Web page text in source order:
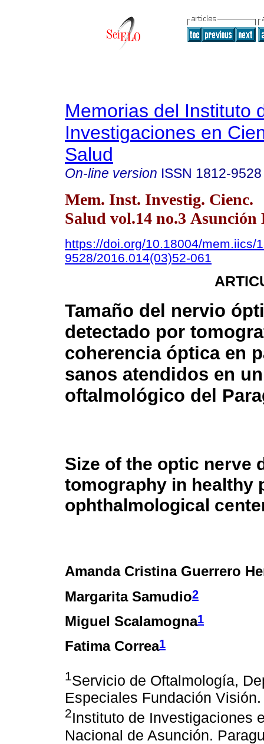
Memorias del Instituto
Investigaciones en
Salud
On-line version ISSN 1812-9528
Mem. Inst. Investig. Cienc.
Salud vol.14 no.3 Asunción
https://doi.org/10.18004/mem.iics/
9528/2016.014(03)52-061
Tamaño del nervio
detectado por
coherencia óptica en
sanos atendidos en
oftalmológico del
Size of the optic nerve
tomography in healthy
ophthalmological
Amanda Cristina Guerrero
Margarita Samudio2
Miguel Scalamogna1
Fatima Correa1
1Servicio de Oftalmología,
Especiales Fundación
2Instituto de Investigaciones
Nacional de Asunción.